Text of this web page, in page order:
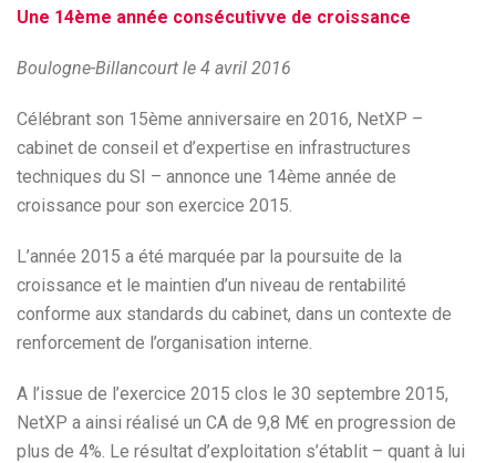
Une 14ème année consécutivve de croissance
Boulogne-Billancourt le 4 avril 2016
Célébrant son 15ème anniversaire en 2016, NetXP –
cabinet de conseil et d’expertise en infrastructures
techniques du SI – annonce une 14ème année de
croissance pour son exercice 2015.
L’année 2015 a été marquée par la poursuite de la
croissance et le maintien d’un niveau de rentabilité
conforme aux standards du cabinet, dans un contexte de
renforcement de l’organisation interne.
A l’issue de l’exercice 2015 clos le 30 septembre 2015,
NetXP a ainsi réalisé un CA de 9,8 M€ en progression de
plus de 4%. Le résultat d’exploitation s’établit – quant à lui